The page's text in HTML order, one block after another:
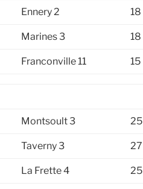
Ennery 2 18
Marines 3 18
Franconville 11 15
Montsoult 3 25
Taverny 3 27
La Frette 4 25